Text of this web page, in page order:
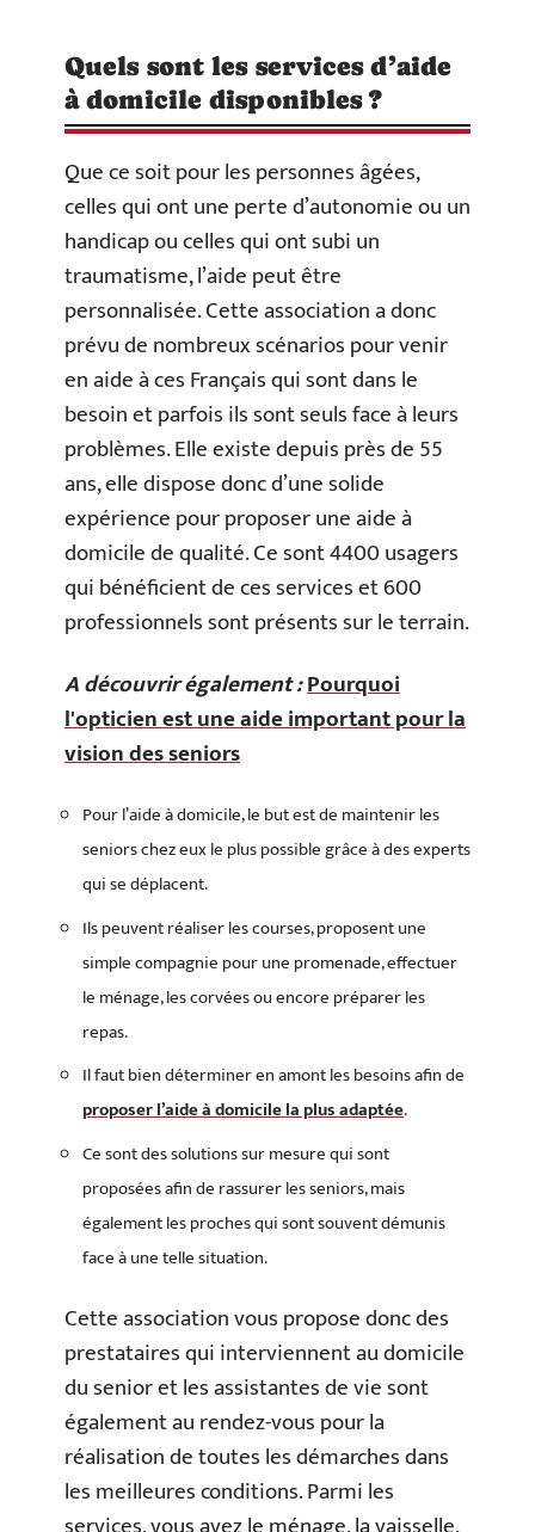
Quels sont les services d’aide
à domicile disponibles ?
Que ce soit pour les personnes âgées,
celles qui ont une perte d’autonomie ou un
handicap ou celles qui ont subi un
traumatisme, l’aide peut être
personnalisée. Cette association a donc
prévu de nombreux scénarios pour venir
en aide à ces Français qui sont dans le
besoin et parfois ils sont seuls face à leurs
problèmes. Elle existe depuis près de 55
ans, elle dispose donc d’une solide
expérience pour proposer une aide à
domicile de qualité. Ce sont 4400 usagers
qui bénéficient de ces services et 600
professionnels sont présents sur le terrain.
A découvrir également :Pourquoi
l'opticien est une aide important pour la
vision des seniors
Pour l’aide à domicile, le but est de maintenir les
seniors chez eux le plus possible grâce à des experts
qui se déplacent.
Ils peuvent réaliser les courses, proposent une
simple compagnie pour une promenade, effectuer
le ménage, les corvées ou encore préparer les
repas.
Il faut bien déterminer en amont les besoins afin de
proposer l’aide à domicile la plus adaptée.
Ce sont des solutions sur mesure qui sont
proposées afin de rassurer les seniors, mais
également les proches qui sont souvent démunis
face à une telle situation.
Cette association vous propose donc des
prestataires qui interviennent au domicile
du senior et les assistantes de vie sont
également au rendez-vous pour la
réalisation de toutes les démarches dans
les meilleures conditions. Parmi les